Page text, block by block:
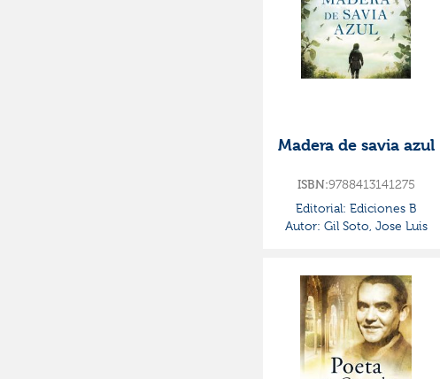
Madera de savia azul
ISBN:9788413141275
Editorial: Ediciones B
Autor: Gil Soto, Jose Luis